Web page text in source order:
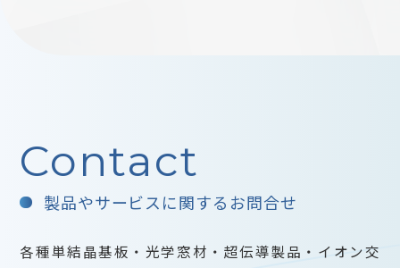
Contact
製品やサービスに関するお問合せ
各種単結晶基板・光学窓材・超伝導製品・イオン交